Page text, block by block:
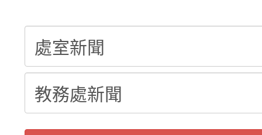
計畫」1 份，請踴躍報
權責核予出席人員公(